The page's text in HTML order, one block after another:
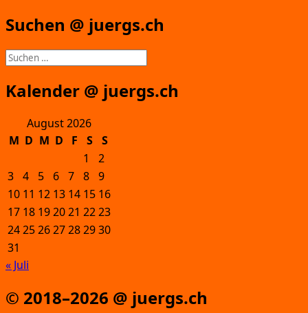
Suchen @ juergs.ch
Suchen
nach:
Kalender @ juergs.ch
August 2026
M D M D F S
S
1
2
3 4 5 6 7 8 9
10 11 12 13 14 15 16
17 18 192021 2223
24252627282930
31
« Juli
© 2018–2026 @ juergs.ch